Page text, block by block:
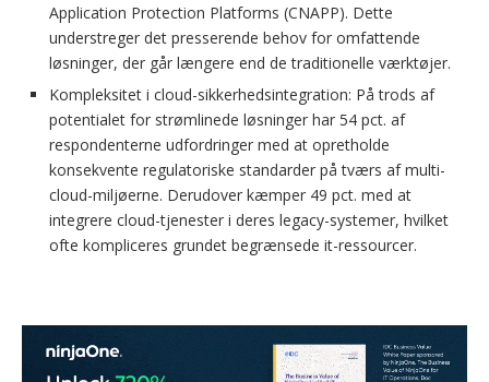
Application Protection Platforms (CNAPP). Dette
understreger det presserende behov for omfattende
løsninger, der går længere end de traditionelle værktøjer.
Kompleksitet i cloud-sikkerhedsintegration: På trods af
potentialet for strømlinede løsninger har 54 pct. af
respondenterne udfordringer med at opretholde
konsekvente regulatoriske standarder på tværs af multi-
cloud-miljøerne. Derudover kæmper 49 pct. med at
integrere cloud-tjenester i deres legacy-systemer, hvilket
ofte kompliceres grundet begrænsede it-ressourcer.